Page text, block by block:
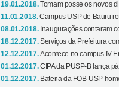
19.01.2018.Tomam posse os novos
11.01.2018.Campus USP de Bauru
08.01.2018. Inaugurações contaram
18.12.2017.Serviços da Prefeitura
12.12.2017.Acontece no campus IV
01.12.2017.CIPA da PUSP-B lança
01.12.2017. Bateria da FOB-USP